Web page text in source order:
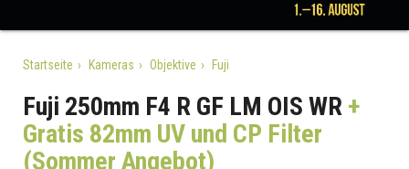
Startseite Kameras Objektive Fuji
Fuji 250mm F4 R GF LM OIS WR+
Gratis 82mm UV und CP Filter
(Sommer Angebot)